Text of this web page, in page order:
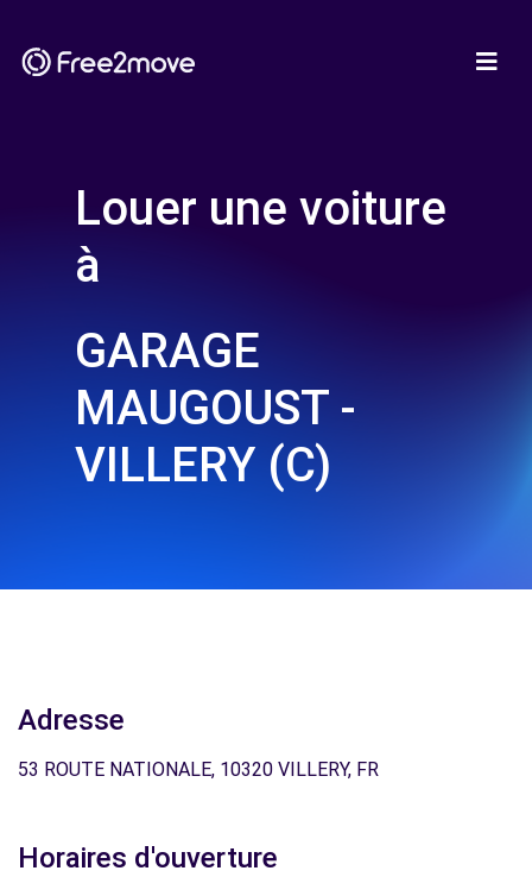
Louer une voiture
à
GARAGE
MAUGOUST -
VILLERY (C)
Adresse
53 ROUTE NATIONALE, 10320 VILLERY, FR
Horaires d'ouverture